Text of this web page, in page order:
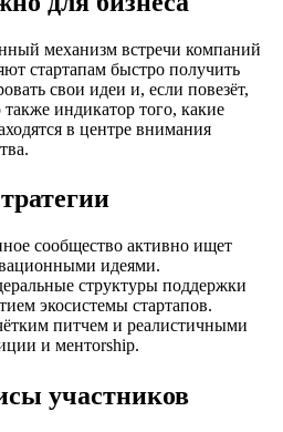
механизм встречи компаний
стартапам быстро получить
свои идеи и, если повезёт,
индикатор того, какие
в центре внимания
сообщество активно ищет
идеями.
структуры поддержки
экосистемы стартапов.
питчем и реалистичными
и ментorship.
участников